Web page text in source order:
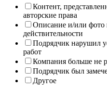
Контент,
авторские права
Описание и/или фото
действительности
Подрядчик нарушил
работ
Компания больше не
Подрядчик был
Другое